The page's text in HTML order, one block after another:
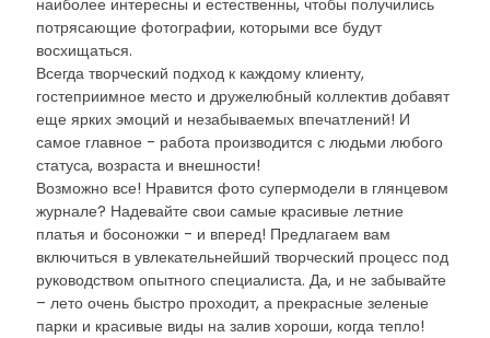
наиболее интересны и естественны, чтобы получились
потрясающие фотографии, которыми все будут
восхищаться.
Всегда творческий подход к каждому клиенту,
гостеприимное место и дружелюбный коллектив добавят
еще ярких эмоций и незабываемых впечатлений! И
самое главное - работа производится с людьми любого
статуса, возраста и внешности!
Возможно все! Нравится фото супермодели в глянцевом
журнале? Надевайте свои самые красивые летние
платья и босоножки - и вперед! Предлагаем вам
включиться в увлекательнейший творческий процесс под
руководством опытного специалиста. Да, и не забывайте
– лето очень быстро проходит, а прекрасные зеленые
парки и красивые виды на залив хороши, когда тепло!